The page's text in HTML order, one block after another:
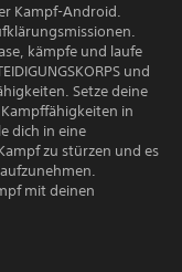
Kampf-Android.
kämpfe und laufe
und
Setze deine
in
dich in eine
zu stürzen und es
mit deinen